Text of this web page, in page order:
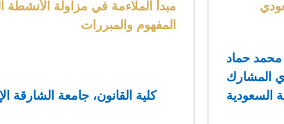
محمد حماد
المشارك
السعودية
مبدأ الملاءمة في مزاولة الأنشطة
المفهوم والمبررات
كلية القانون، جامعة الشارقة